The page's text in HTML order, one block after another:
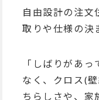
自由設計の注文
取りや仕様の決
「しばりがあ
なく、クロス(
ちらしさや、家